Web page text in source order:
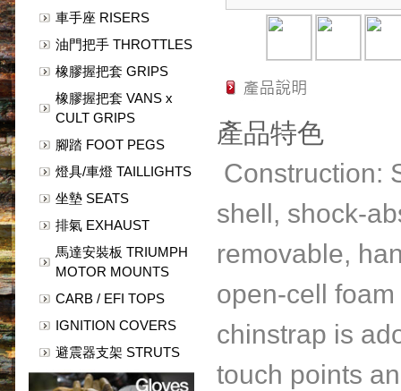
車手座 RISERS
油門把手 THROTTLES
橡膠握把套 GRIPS
橡膠握把套 VANS x
CULT GRIPS
腳踏 FOOT PEGS
燈具/車燈 TAILLIGHTS
坐墊 SEATS
排氣 EXHAUST
馬達安裝板 TRIUMPH
MOTOR MOUNTS
CARB / EFI TOPS
IGNITION COVERS
避震器支架 STRUTS
產品特色
Construction:
shell, shock-
removable,
open-cell
chinstrap is
touch points